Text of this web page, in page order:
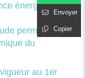
énergétique
permettant
du
au 1er
Envoyer
Copier